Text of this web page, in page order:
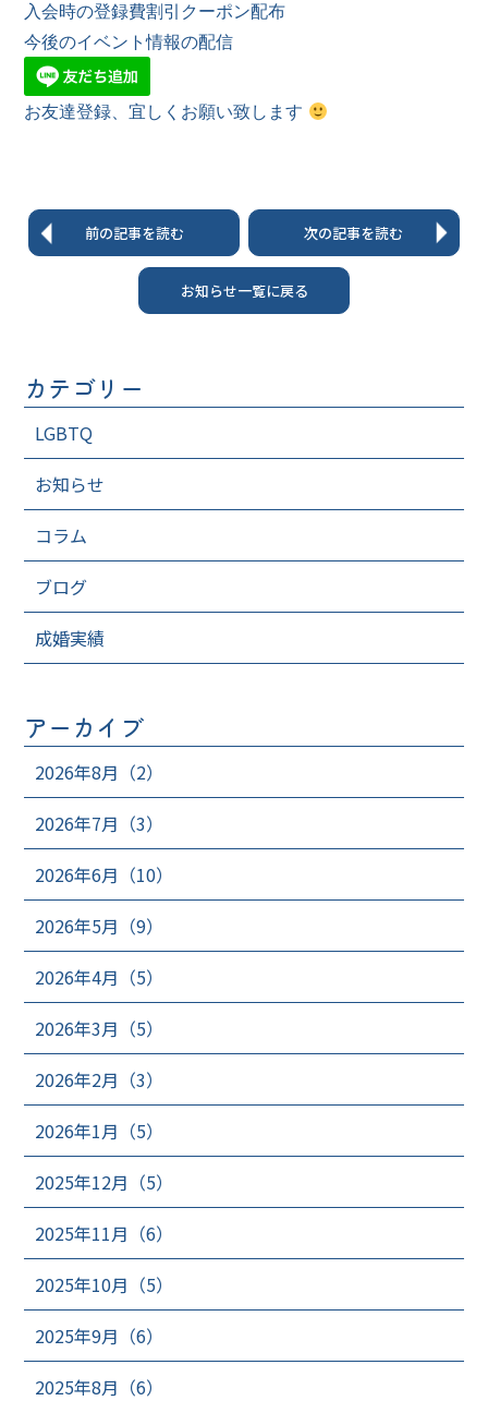
入会時の登録費割引クーポン配布
今後のイベント情報の配信
お友達登録、宜しくお願い致します
前の記事を読む
お知らせ一覧に戻る
次の記事を読む
カテゴリー
LGBTQ
お知らせ
コラム
ブログ
成婚実績
アーカイブ
2026年8月（2）
2026年7月（3）
2026年6月（10）
2026年5月（9）
2026年4月（5）
2026年3月（5）
2026年2月（3）
2026年1月（5）
2025年12月（5）
2025年11月（6）
2025年10月（5）
2025年9月（6）
2025年8月（6）